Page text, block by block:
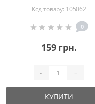
Код товару: 105062
0
159 грн.
- +
КУПИТИ